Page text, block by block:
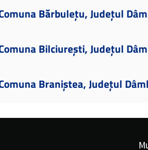
Bărbulețu, Județul
Bilciurești, Județul
Braniștea, Județul